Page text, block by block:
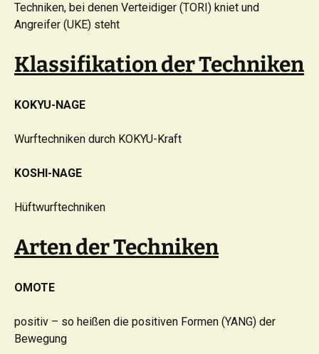
Techniken, bei denen Verteidiger (TORI) kniet und
Angreifer (UKE) steht
Klassifikation der Techniken
KOKYU-NAGE
Wurftechniken durch KOKYU-Kraft
KOSHI-NAGE
Hüftwurftechniken
Arten der Techniken
OMOTE
positiv – so heißen die positiven Formen (YANG) der
Bewegung